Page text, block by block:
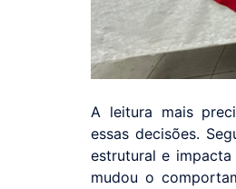
A leitura mais
essas decisões.
estrutural e impacta
mudou o